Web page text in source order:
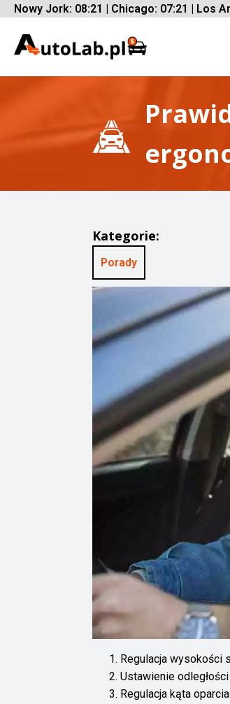
Nowy Jork: 08:21 | Chicago: 07:21 | Los
Kategorie:
Porady
Regulacja wysokości
Ustawienie
Regulacja kąta oparcia